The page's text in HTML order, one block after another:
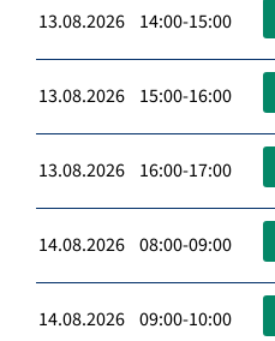
13.08.2026 14:00-15:00
13.08.2026 15:00-16:00
13.08.2026 16:00-17:00
14.08.2026 08:00-09:00
14.08.2026 09:00-10:00